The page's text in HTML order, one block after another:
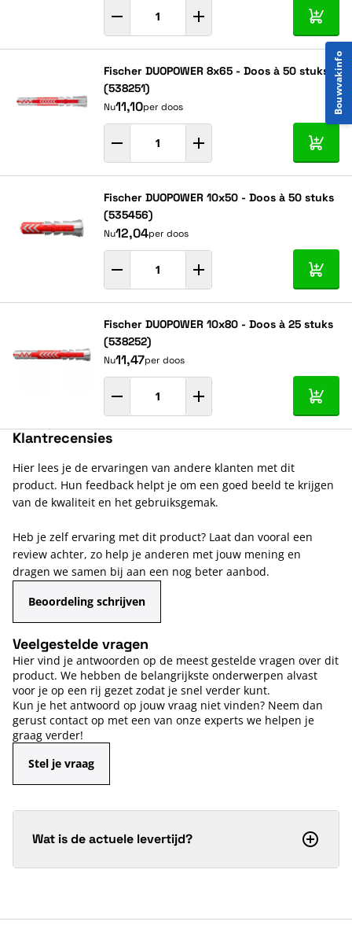
In
Fischer DUOPOWER 8x65 - Doos à 50 stuks
(538251)
Nu11,10per doos
In
Fischer DUOPOWER 10x50 - Doos à 50 stuks
(535456)
Nu12,04per doos
In
Fischer DUOPOWER 10x80 - Doos à 25 stuks
(538252)
Nu11,47per doos
In
Klantrecensies
Hier lees je de ervaringen van andere klanten met dit
product. Hun feedback helpt je om een goed beeld te krijgen
van de kwaliteit en het gebruiksgemak.
Heb je zelf ervaring met dit product? Laat dan vooral een
review achter, zo help je anderen met jouw mening en
dragen we samen bij aan een nog beter aanbod.
Beoordeling schrijven
Veelgestelde vragen
Hier vind je antwoorden op de meest gestelde vragen over dit
product. We hebben de belangrijkste onderwerpen alvast
voor je op een rij gezet zodat je snel verder kunt.
Kun je het antwoord op jouw vraag niet vinden? Neem dan
gerust contact op met een van onze experts we helpen je
graag verder!
Stel je vraag
Wat is de actuele levertijd?
Bouwvakinfo